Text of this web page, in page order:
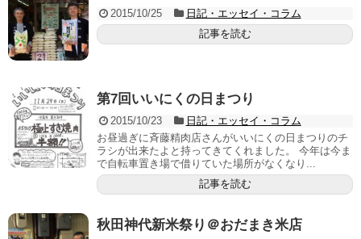
2015/10/25
日記・エッセイ・コラム
記事を読む
第7回いいにくの日まつり
2015/10/23
日記・エッセイ・コラム
お昼過ぎに斉藤精肉店さんがいいにくの日まつりのチ
ラシが出来たよと持ってきてくれました。 今年は今ま
で自転車置き場で借りていた場所がなくなり...
記事を読む
秋田神代新米祭り＠おだまき米店